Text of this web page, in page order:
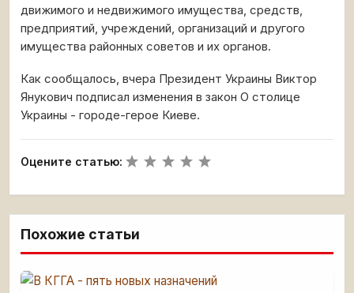
движимого и недвижимого имущества, средств,
предприятий, учреждений, организаций и другого
имущества районных советов и их органов.
Как сообщалось, вчера Президент Украины Виктор
Янукович подписал изменения в закон О столице
Украины - городе-герое Киеве.
Оцените статью:
Похожие статьи